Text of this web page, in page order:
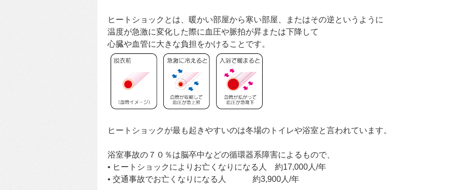
ヒートショックとは、暖かい部屋から寒い部屋、またはその逆というように
温度が急激に変化した際に血圧や脈拍が昇または下降して
心臓や血管に大きな負担をかけることです。
ヒートショックが最も起きやすいのは冬場のトイレや浴室と言われています。
浴室事故の７０％は脳卒中などの循環器系障害によるもので、
• ヒートショックによりお亡くなりになる人 約17,000人/年
• 交通事故でお亡くなりになる人 約3,900人/年